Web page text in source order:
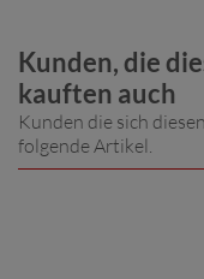
Kunden, die
kauften auch
Kunden die sich
folgende Artikel.